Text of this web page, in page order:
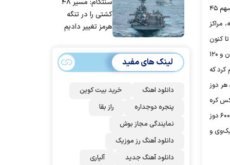
بالایی گرفته است؛ به‌ طوری که بررسی‌ها نشان می‌دهد واکسن‌هایی که در این مدت وارد کشور شده، نسبت به کل واردات واکسن در هفت ‌ماه گذشته، سهم ۴۵
مراکز
کنون
۲۲میلیون و ۹۴۳هزار و ۱۴۱نفر دوز اول واکسن و ۱۲میلیون و ۱۰۴هزار و ۲نفر هم هر دو دوز واکسن را دریافت کرده‌اند. تنها در ۲۴ساعت گذشته، یک میلیون و ۱۲۰
کرد که
هر دوز
دلار، اسپوتنیک روسیه ۱۰ دلار، آسترازنکا روسیه ۶.۵ دلار، کووکس کره
۴ دلار، آسترازنکای اتریش ۴ دلار و بهارات هند ۱۴.۵ دلار است. به‌ گفته او تاکنون، ۴۰میلیون و ۷۲۶هزار و ۳۹۶ دوز سینوفارم چین، یک‌ میلیون و ۴۴۹ هزار و ۶۰۰ دوز
یک‌میلیون و ۴۵هزار دوز اسپوتنیک‌وی و
مردم ایران استسنتکام: مسیر ۴۸
کشتی را در تنگه
هرمز تغییر دادیم
لینک های مفید
دانلود اهنگ
خرید بیت کوین
پنجره دوجداره
راز بقا
نمایندگی مجاز بوش
دانلود آهنگ رز‌ موزیک
دانلود آهنگ جدید
آلپاری